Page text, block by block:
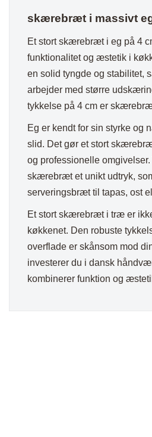
skærebræt i massivt
Et stort skærebræt i eg på 4
funktionalitet og æstetik i
en solid tyngde og stabilitet,
arbejder med større
tykkelse på 4 cm er
Eg er kendt for sin styrke og
slid. Det gør et stort
og professionelle
skærebræt et unikt udtryk,
serveringsbræt til tapas, ost
Et stort skærebræt i træ er
køkkenet. Den robuste
overflade er skånsom mod
investerer du i dansk
kombinerer funktion og